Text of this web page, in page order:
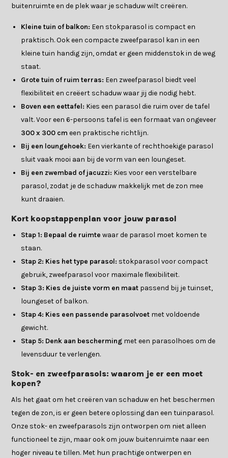
buitenruimte en de plek waar je schaduw wilt creëren.
Kleine tuin of balkon: Een stokparasol is compact en
praktisch. Ook een compacte zweefparasol kan in een
kleine tuin handig zijn, omdat er geen middenstok in de weg
staat.
Grote tuin of ruim terras: Een zweefparasol biedt veel
flexibiliteit en creëert schaduw waar jij die nodig hebt.
Boven een eettafel: Kies een parasol die ruim over de tafel
valt. Voor een 6-persoons tafel is een formaat van ongeveer
300 x 300 cm een praktische richtlijn.
Bij een loungehoek: Een vierkante of rechthoekige parasol
sluit vaak mooi aan bij de vorm van een loungeset.
Bij een zwembad of jacuzzi: Kies voor een verstelbare
parasol, zodat je de schaduw makkelijk met de zon mee
kunt draaien.
Kort koopstappenplan voor jouw parasol
Stap 1: Bepaal de ruimte waar de parasol moet komen te
staan.
Stap 2: Kies het type parasol: stokparasol voor compact
gebruik, zweefparasol voor maximale flexibiliteit.
Stap 3: Kies de juiste vorm en maat passend bij je tuinset,
loungeset of balkon.
Stap 4: Kies een passende parasolvoet met voldoende
gewicht.
Stap 5: Denk aan bescherming met een parasolhoes om de
levensduur te verlengen.
Stok- en zweefparasols: waarom je er een moet
kopen?
Als het gaat om het creëren van schaduw en het beschermen
tegen de zon, is er geen betere oplossing dan een tuinparasol.
Onze stok- en zweefparasols zijn ontworpen om niet alleen
functioneel te zijn, maar ook om jouw buitenruimte naar een
hoger niveau te tillen. Met hun prachtige ontwerpen en